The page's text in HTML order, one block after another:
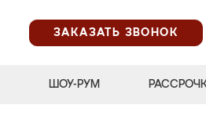
ЗАКАЗАТЬ ЗВОНОК
ШОУ-РУМ